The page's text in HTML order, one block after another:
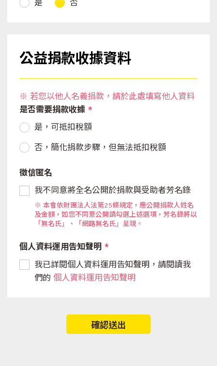
是
否
公益捐款收據資料
※ 若您以他人名義捐款，請於此處填寫他人資料
是否需要捐款收據 *
是，可抵扣稅額
否，簡化捐款步驟，但無法抵扣稅額
徵信匿名
我不同意將全名公開於捐款與受助者芳名錄
※ 本會依財團法人法第25條規定，應公開捐款人姓名
及金額，如您不同意公開請勾選上述選項，芳名錄將以
「無名氏」、「網路無名氏」呈現。
個人資料運用告知聲明 *
我已詳閱個人資料運用告知聲明，請閱讀我
們的 個人資料運用告知聲明